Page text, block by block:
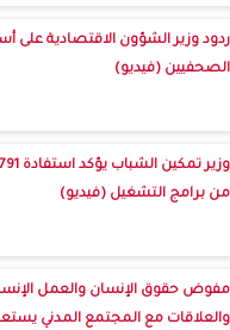
ردود وزير الشؤون الاقتصادية على
الصحفيين (فيديو)
من برامج التشغيل (فيديو)
مفوض حقوق الإنسان والعمل
والعلاقات مع المجتمع المدني